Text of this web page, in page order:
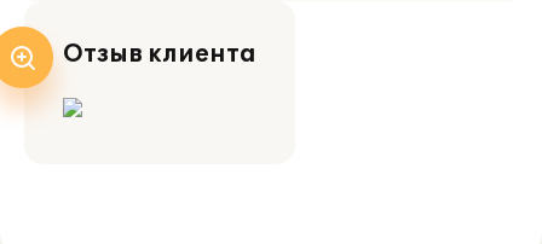
Отзыв клиента